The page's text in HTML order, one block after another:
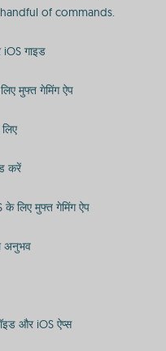
of commands.
गाइड
मुफ्त गेमिंग ऐप
करें
लिए मुफ्त गेमिंग ऐप
अनुभव
और iOS ऐप्स